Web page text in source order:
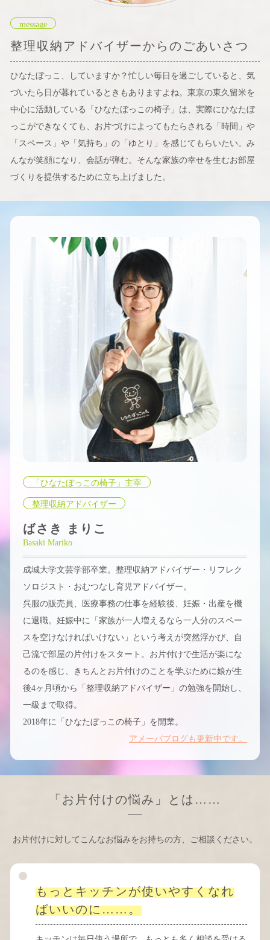
message
整理収納アドバイザーからのごあいさつ
ひなたぼっこ、していますか？忙しい毎日を過ごしていると、気
づいたら日が暮れているときもありますよね。東京の東久留米を
中心に活動している「ひなたぼっこの椅子」は、実際にひなたぼ
っこができなくても、お片づけによってもたらされる「時間」や
「スペース」や「気持ち」の「ゆとり」を感じてもらいたい。み
んなが笑顔になり、会話が弾む。そんな家族の幸せを生むお部屋
づくりを提供するために立ち上げました。
「ひなたぼっこの椅子」主宰
整理収納アドバイザー
ばさき まりこ
Basaki Mariko
成城大学文芸学部卒業。整理収納アドバイザー・リフレク
ソロジスト・おむつなし育児アドバイザー。
呉服の販売員、医療事務の仕事を経験後、妊娠・出産を機
に退職。妊娠中に「家族が一人増えるなら一人分のスペー
スを空けなければいけない」という考えが突然浮かび、自
己流で部屋の片付けをスタート。お片付けで生活が楽にな
るのを感じ、きちんとお片付けのことを学ぶために娘が生
後4ヶ月頃から「整理収納アドバイザー」の勉強を開始し、
一級まで取得。
2018年に「ひなたぼっこの椅子」を開業。
アメーバブログも更新中です。
「お片付けの悩み」とは……
お片付けに対してこんなお悩みをお持ちの方、ご相談ください。
もっとキッチンが使いやすくなれ
ばいいのに……。